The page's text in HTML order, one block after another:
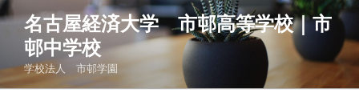
コ
ン
ツ
名古屋経済大学 市邨高等学校｜市
邨中学校
学校法人 市邨学園